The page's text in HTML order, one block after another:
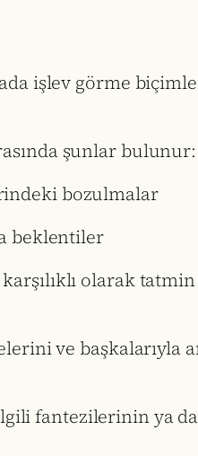
işlev görme
şunlar bulunur:
bozulmalar
beklentiler
olarak
ve başkalarıyla
ilgili fantezilerinin ya